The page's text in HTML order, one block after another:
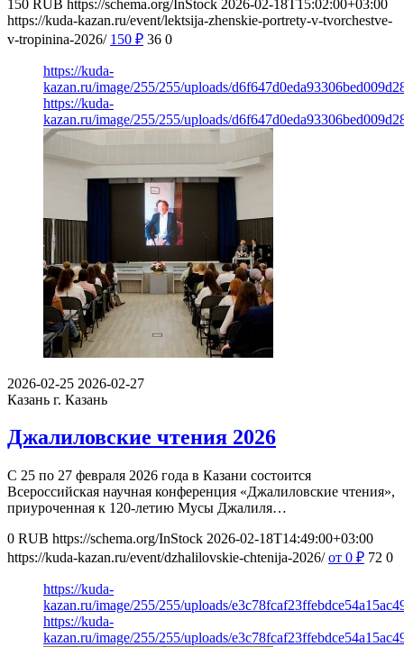
150 RUB https://schema.org/InStock 2026-02-18T15:02:00+03:00
https://kuda-kazan.ru/event/lektsija-zhenskie-portrety-v-tvorchestve-
v-tropinina-2026/ 150 ₽ 36 0
https://kuda-
kazan.ru/image/255/255/uploads/
https://kuda-
kazan.ru/image/255/255/uploads/
2026-02-25 2026-02-27
Казань г. Казань
Джалиловские чтения 2026
С 25 по 27 февраля 2026 года в Казани состоится
Всероссийская научная конференция «Джалиловские чтения»,
приуроченная к 120-летию Мусы Джалиля…
0 RUB https://schema.org/InStock 2026-02-18T14:49:00+03:00
https://kuda-kazan.ru/event/dzhalilovskie-chtenija-2026/ от 0 ₽ 72 0
https://kuda-
kazan.ru/image/255/255/uploads/
https://kuda-
kazan.ru/image/255/255/uploads/